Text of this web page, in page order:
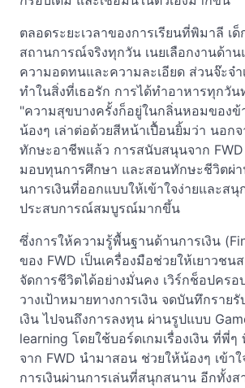
ตลอดระยะเวลาของการเรียนที่พิมาลี เ
สถานการณ์จริงทุกวัน เนยเลือกงานด้า
ความอดทนและความละเอียด ส่วนจ๊ะจ๋า
ทำในสิ่งที่เธอรัก การได้ทำอาหารทุกวัน
"ความสุขบางครั้งก็อยู่ในกลิ่นหอมของข้
น้องๆ เล่าต่อด้วยสีหน้าเปื้อนยิ้มว่า นอกจ
ทักษะอาชีพแล้ว การสนับสนุนจาก
มอบทุนการศึกษา และสอนทักษะชีวิตผ่า
นการเงินที่ออกแบบให้เข้าใจง่ายและสนุ
ประสบการณ์สมบูรณ์มากขึ้น
ซึ่งการให้ความรู้พื้นฐานด้านการเงิน
ของ FWD เป็นเครื่องมือช่วยให้เยาวชน
จัดการชีวิตได้อย่างมั่นคง เวิร์กช็อปคร
วางเป้าหมายทางการเงิน จดบันทึกราย
เงิน ไปจนถึงการลงทุน ผ่านรูปแบบ
learning โดยใช้บอร์ดเกมเรื่องเงิน ที่พี่
จาก FWD นำมาสอน ช่วยให้น้องๆ เข้าใ
การเงินผ่านการเล่นที่สนุกสนาน อีกทั้ง